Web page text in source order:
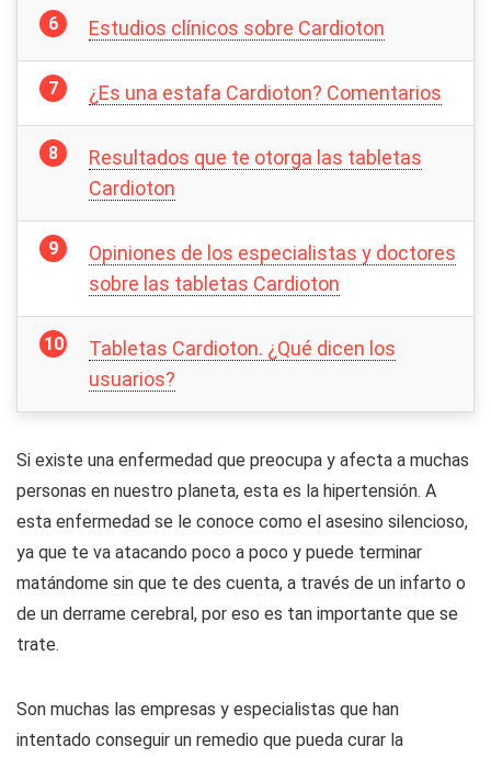
Estudios clínicos sobre Cardioton
¿Es una estafa Cardioton? Comentarios
Resultados que te otorga las tabletas
Cardioton
Opiniones de los especialistas y doctores
sobre las tabletas Cardioton
Tabletas Cardioton. ¿Qué dicen los
usuarios?
Si existe una enfermedad que preocupa y afecta a muchas
personas en nuestro planeta, esta es la hipertensión. A
esta enfermedad se le conoce como el asesino silencioso,
ya que te va atacando poco a poco y puede terminar
matándome sin que te des cuenta, a través de un infarto o
de un derrame cerebral, por eso es tan importante que se
trate.
Son muchas las empresas y especialistas que han
intentado conseguir un remedio que pueda curar la